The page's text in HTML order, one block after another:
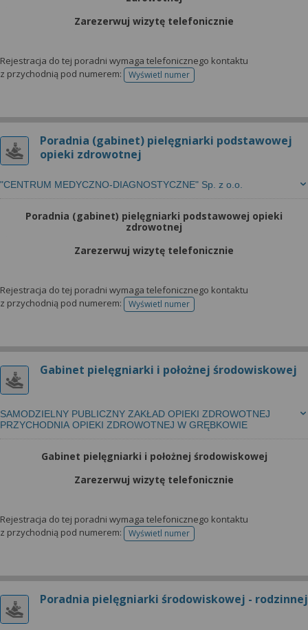
Zarezerwuj wizytę telefonicznie
Rejestracja do tej poradni wymaga telefonicznego kontaktu
z przychodnią pod numerem:
Wyświetl numertelefonu do rejestracji
Poradnia (gabinet) pielęgniarki podstawowej
opieki zdrowotnej
"CENTRUM MEDYCZNO-DIAGNOSTYCZNE" Sp. z o.o.
Poradnia (gabinet) pielęgniarki podstawowej opieki
zdrowotnej
Zarezerwuj wizytę telefonicznie
Rejestracja do tej poradni wymaga telefonicznego kontaktu
z przychodnią pod numerem:
Wyświetl numertelefonu do rejestracji
Gabinet pielęgniarki i położnej środowiskowej
SAMODZIELNY PUBLICZNY ZAKŁAD OPIEKI ZDROWOTNEJ
PRZYCHODNIA OPIEKI ZDROWOTNEJ W GRĘBKOWIE
Gabinet pielęgniarki i położnej środowiskowej
Zarezerwuj wizytę telefonicznie
Rejestracja do tej poradni wymaga telefonicznego kontaktu
z przychodnią pod numerem:
Wyświetl numertelefonu do rejestracji
Poradnia pielęgniarki środowiskowej - rodzinnej